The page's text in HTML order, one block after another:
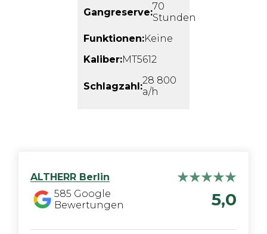
Gangreserve:70
Stunden
Funktionen:Keine
Kaliber:MT5612
Schlagzahl:28 800
a/h
ALTHERR Berlin
585 Google
Bewertungen
5,0